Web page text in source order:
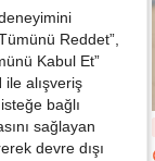
Reddet”,
Kabul Et”
alışveriş
bağlı
sağlayan
devre dışı